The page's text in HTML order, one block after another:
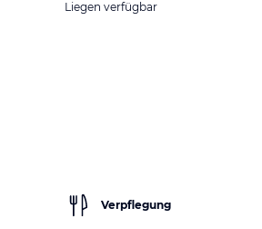
Liegen verfügbar
Verpflegung